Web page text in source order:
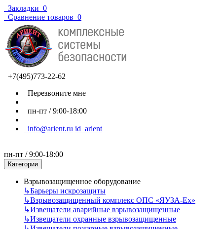
Закладки 0
Сравнение товаров 0
+7(495)773-22-62
Перезвоните мне
пн-пт / 9:00-18:00
info@arient.ru id_arient
пн-пт / 9:00-18:00
Категории
Взрывозащищенное оборудование
↳Барьеры искрозащиты
↳Взрывозащищенный комплекс ОПС «ЯУЗА-Ех»
↳Извещатели аварийные взрывозащищенные
↳Извещатели охранные взрывозащищенные